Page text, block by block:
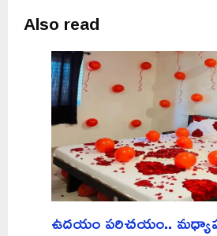
Also read
ఉదయం పరిచయం..